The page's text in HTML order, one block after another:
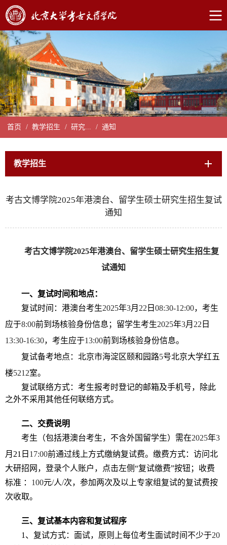
首页 / 教学招生 / 研究... / 通知
教学招生
考古文博学院2025年港澳台、留学生硕士研究生招生复试
通知
考古文博学院2025年港澳台、留学生硕士研究生招生复
试通知
一、复试时间和地点：
复试时间：港澳台考生2025年3月 22 日 08:30-12:00，考生
应于8:00前到场核验身份信息；留学生考生2025年3月 22 日
13:30-16:30，考生应于13:00前到场核验身份信息。
复试备考地点：北京市海淀区颐和园路5号北京大学红五
楼5212室。
复试联络方式：考生报考时登记的邮箱及手机号，除此
之外不采用其他任何联络方式。
二、交费说明
考生（包括港澳台考生，不含外国留学生）需在2025年3
月 21 日 17:00前通过线上方式缴纳复试费。缴费方式：访问北
大研招网，登录个人账户，点击左侧“复试缴费”按钮；收费
标准 ： 100元/人/次，参加两次及以上专家组复试的复试费按
次收取。
三、复试基本内容和复试程序
1 、复试方式：面试，原则上每位考生面试时间不少于20